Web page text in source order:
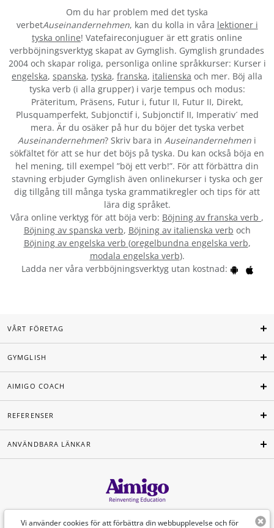
Om du har problem med det tyska
verbetAuseinandernehmen, kan du kolla in våra lektioner i
tyska online! Vatefaireconjuguer är ett gratis online
verbböjningsverktyg skapat av Gymglish. Gymglish grundades
2004 och skapar roliga, personliga online språkkurser: Kurser i
engelska, spanska, tyska, franska, italienska och mer. Böj alla
tyska verb (i alla grupper) i varje tempus och modus:
Präteritum, Präsens, Futur i, futur II, Futur II, Direkt,
Plusquamperfekt, Subjonctif i, Subjonctif II, Imperativ´ med
mera. Är du osäker på hur du böjer det tyska verbet
Auseinandernehmen? Skriv bara in Auseinandernehmen i
sökfältet för att se hur det böjs på tyska. Du kan också böja en
hel mening, till exempel ”böj ett verb!”. För att förbättra din
stavning erbjuder Gymglish även onlinekurser i tyska och ger
dig tillgång till många tyska grammatikregler och tips för att
lära dig språket.
Våra online verktyg för att böja verb: Böjning av franska verb ,
Böjning av spanska verb, Böjning av italienska verb och
Böjning av engelska verb (oregelbundna engelska verb,
modala engelska verb).
Ladda ner våra verbböjningsverktyg utan kostnad:
Vi använder cookies för att förbättra din webbupplevelse och för
VÅRT FÖRETAG
GYMGLISH
AIMIGO COACH
REFERENSER
ANVÄNDBARA LÄNKAR
Svenska